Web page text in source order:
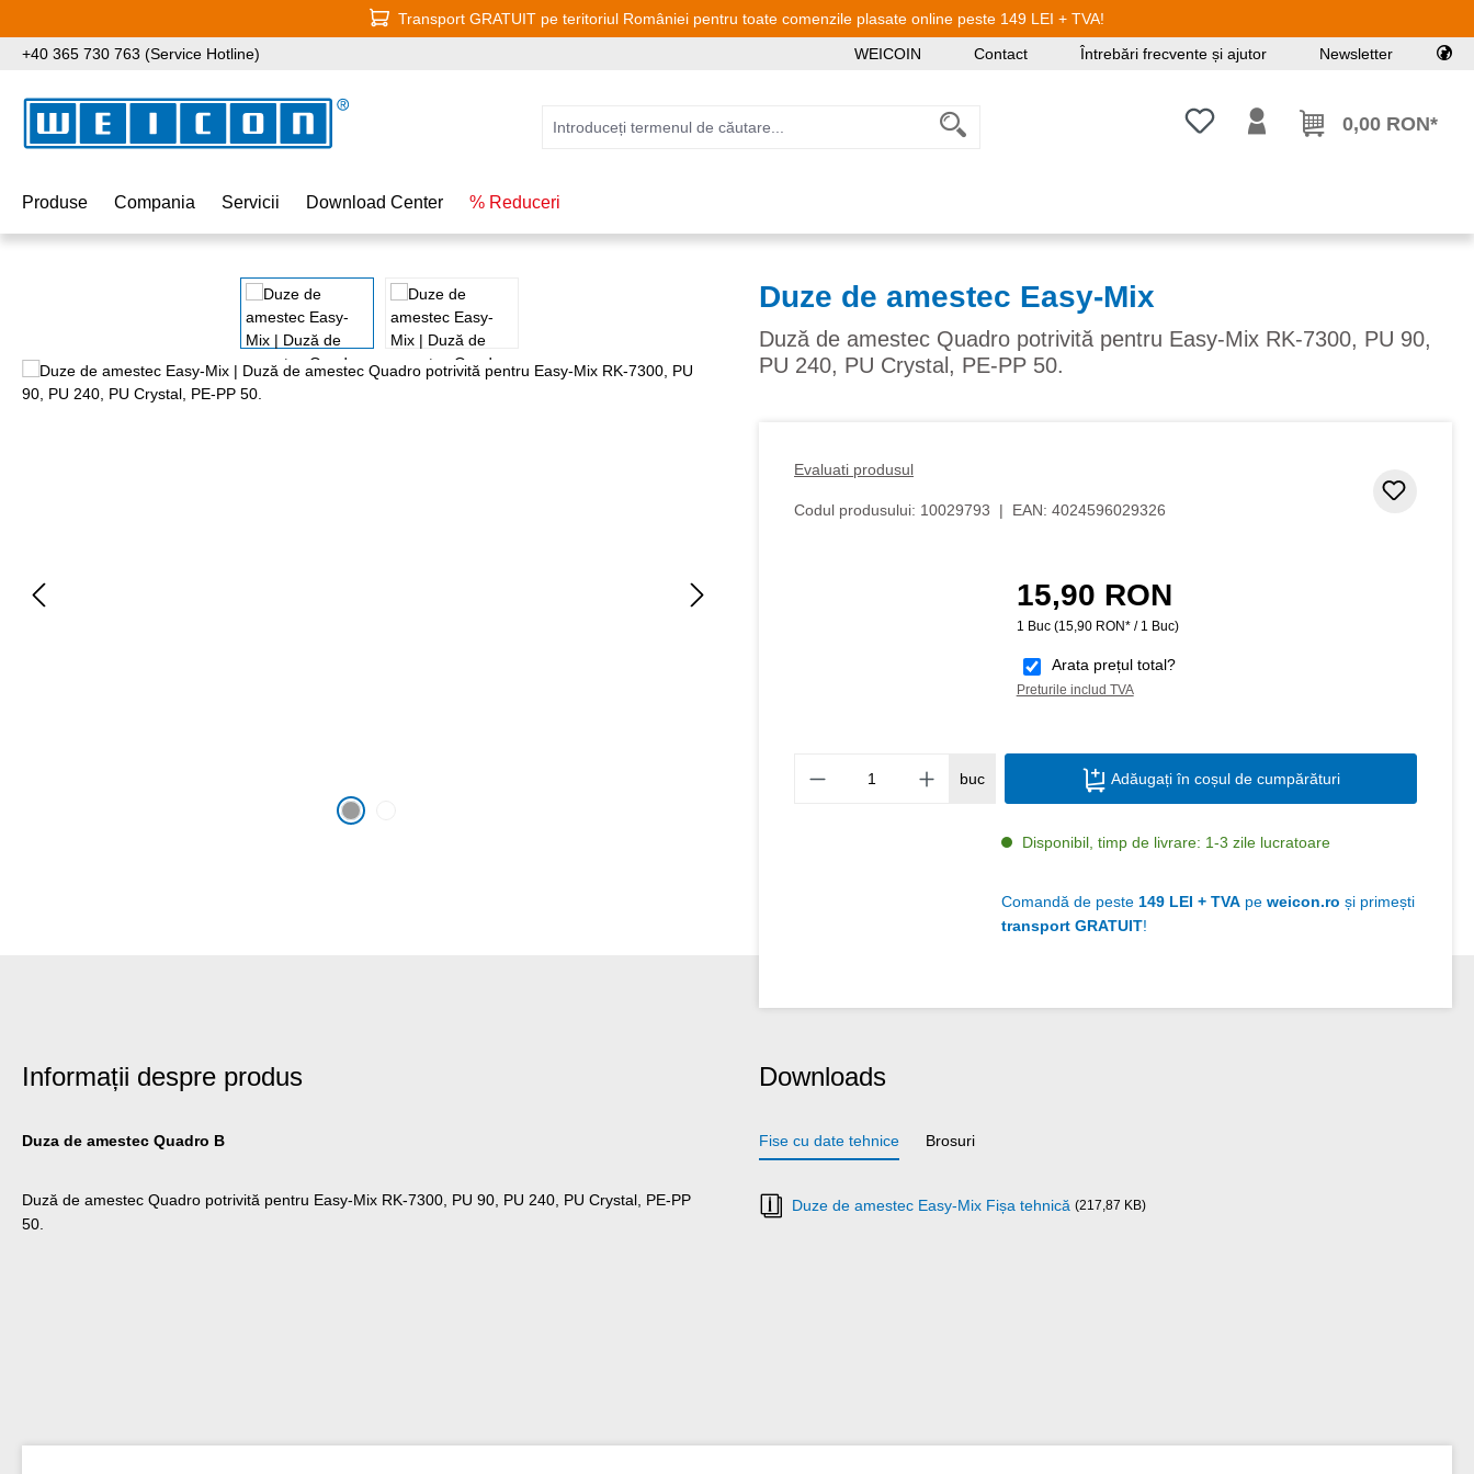
Transport GRATUIT pe teritoriul României pentru toate comenzile plasate online peste 149 LEI + TVA!
+40 365 730 763 (Service Hotline) WEICOIN Contact Întrebări frecvente și ajutor Newsletter
Aveți 0 articole din lista de dorințe
0,00 RON*
Produse Compania Servicii Download Center % Reduceri
Duze de amestec Easy-Mix
Duză de amestec Quadro potrivită pentru Easy-Mix RK-7300, PU 90,
PU 240, PU Crystal, PE-PP 50.
Evaluati produsul
Codul produsului: 10029793 | EAN: 4024596029326
Preț obișnuit:
15,90 RON
1 Buc (15,90 RON* / 1 Buc)
Arata prețul total?
Preturile includ TVA
Cantitate produs: Introduceți cantitatea
buc Adăugați în coșul de cumpărături
Disponibil, timp de livrare: 1-3 zile lucratoare
Comandă de peste 149 LEI + TVA peweicon.ro și primești
transport GRATUIT!
Informații despre produs
Duza de amestec Quadro B
Duză de amestec Quadro potrivită pentru Easy-Mix RK-7300, PU 90, PU 240, PU Crystal, PE-PP
50.
Downloads
Fise cu date tehnice Brosuri
Duze de amestec Easy-Mix Fișa tehnică (217,87 KB)